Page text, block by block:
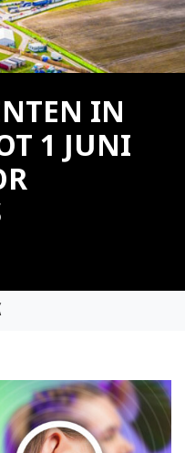
IN
1 JUNI